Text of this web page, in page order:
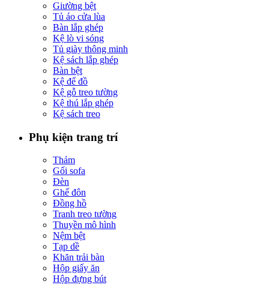
Giường bệt
Tủ áo cửa lùa
Bàn lắp ghép
Kệ lò vi sóng
Tủ giày thông minh
Kệ sách lắp ghép
Bàn bệt
Kệ để đồ
Kệ gỗ treo tường
Kệ thú lắp ghép
Kệ sách treo
Phụ kiện trang trí
Thảm
Gối sofa
Đèn
Ghế đôn
Đồng hồ
Tranh treo tường
Thuyền mô hình
Nệm bệt
Tạp dề
Khăn trải bàn
Hộp giấy ăn
Hộp đựng bút